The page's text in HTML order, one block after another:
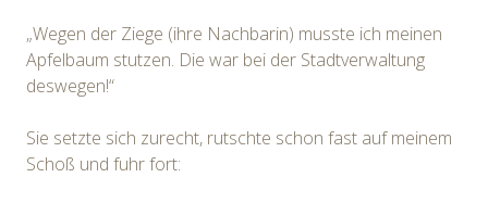
„Wegen der Ziege (ihre Nachbarin) musste ich meinen
Apfelbaum stutzen. Die war bei der Stadtverwaltung
deswegen!“
Sie setzte sich zurecht, rutschte schon fast auf meinem
Schoß und fuhr fort: